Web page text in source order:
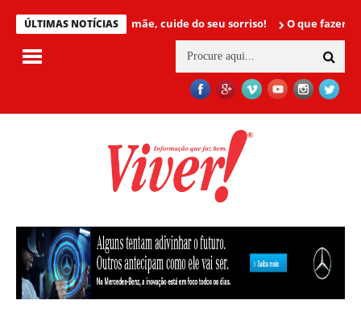
ÚLTIMAS NOTÍCIASMamãe, cuide do seu sorriso! O que fazer para não